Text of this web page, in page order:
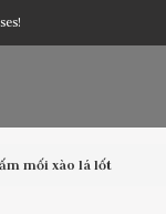
mối xào lá lốt